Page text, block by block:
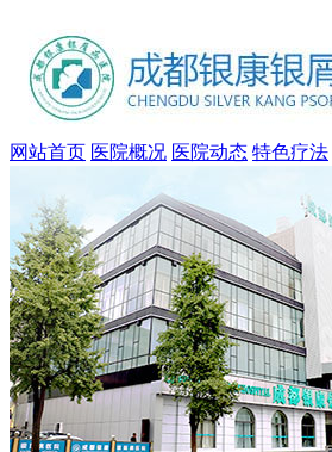
网站首页 医院概况 医院动态 特色疗法